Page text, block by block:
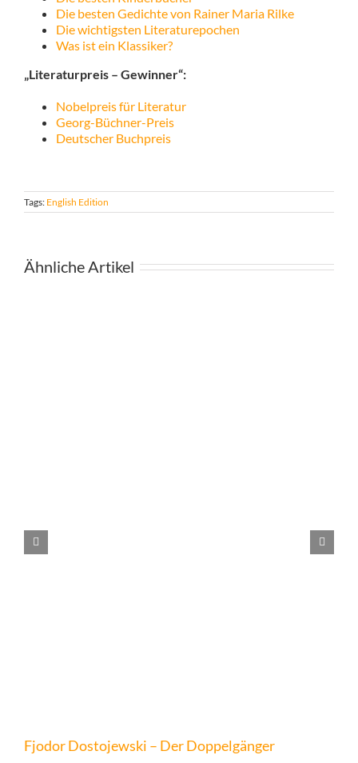
Die besten Gedichte von Rainer Maria Rilke
Die wichtigsten Literaturepochen
Was ist ein Klassiker?
„Literaturpreis – Gewinner“:
Nobelpreis für Literatur
Georg-Büchner-Preis
Deutscher Buchpreis
Tags: English Edition
Ähnliche Artikel
Fjodor Dostojewski – Der Doppelgänger